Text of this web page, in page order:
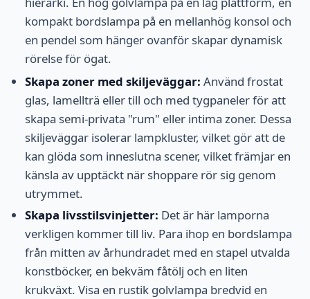
kompakt bordslampa på en mellanhög konsol och
en pendel som hänger ovanför skapar dynamisk
rörelse för ögat.
Skapa zoner med skiljeväggar: Använd frostat
glas, lamellträ eller till och med tygpaneler för att
skapa semi-privata "rum" eller intima zoner. Dessa
skiljeväggar isolerar lampkluster, vilket gör att de
kan glöda som inneslutna scener, vilket främjar en
känsla av upptäckt när shoppare rör sig genom
utrymmet.
Skapa livsstilsvinjetter: Det är här lamporna
verkligen kommer till liv. Para ihop en bordslampa
från mitten av århundradet med en stapel utvalda
konstböcker, en bekväm fåtölj och en liten
krukväxt. Visa en rustik golvlampa bredvid en